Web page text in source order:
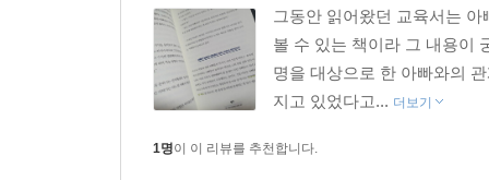
그동안 읽어왔던 교육서는
볼 수 있는 책이라 그 내용이
명을 대상으로 한 아빠와의
지고 있었다고... 더보기
1명이 이 리뷰를 추천합니다.